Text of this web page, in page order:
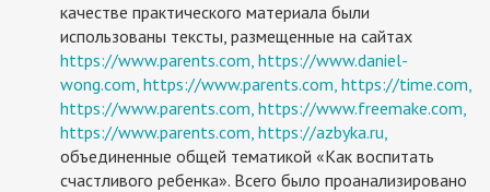
качестве практического материала были
использованы тексты, размещенные на сайтах
https://www.parents.com, https://www.daniel-
wong.com, https://www.parents.com, https://time.com,
https://www.parents.com, https://www.freemake.com,
https://www.parents.com, https://azbyka.ru,
объединенные общей тематикой «Как воспитать
счастливого ребенка». Всего было проанализировано